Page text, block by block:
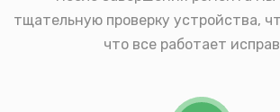
тщательную проверку устройства,
что все работает